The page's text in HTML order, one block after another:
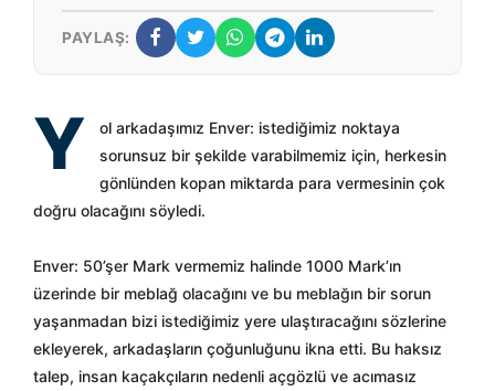
PAYLAŞ:
Y
ol arkadaşımız Enver: istediğimiz noktaya
sorunsuz bir şekilde varabilmemiz için, herkesin
gönlünden kopan miktarda para vermesinin çok
doğru olacağını söyledi.
Enver: 50’şer Mark vermemiz halinde 1000 Mark’ın
üzerinde bir meblağ olacağını ve bu meblağın bir sorun
yaşanmadan bizi istediğimiz yere ulaştıracağını sözlerine
ekleyerek, arkadaşların çoğunluğunu ikna etti. Bu haksız
talep, insan kaçakçıların nedenli açgözlü ve acımasız